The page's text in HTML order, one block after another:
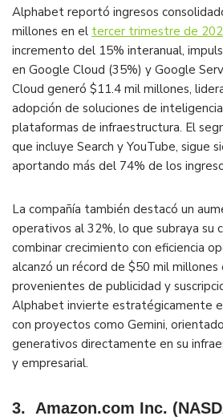
Alphabet reportó ingresos
millones en el tercer trimestre de
incremento del 15% interanual,
en Google Cloud (35%) y Google
Cloud generó $11.4 mil millones,
adopción de soluciones de
plataformas de infraestructura. El
que incluye Search y YouTube, sigue
aportando más del 74% de los
La compañía también destacó un
operativos al 32%, lo que subraya su
combinar crecimiento con eficiencia
alcanzó un récord de $50 mil millones
provenientes de publicidad y
Alphabet invierte estratégicamente
con proyectos como Gemini,
generativos directamente en su
y empresarial​.
3. Amazon.com Inc.